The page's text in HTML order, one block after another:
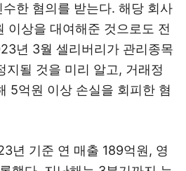
한 혐의를 받는다. 해당 회사
이상을 대여해준 것으로도 전
년 3월 셀리버리가 관리종목
지될 것을 미리 알고, 거래정
5억원 이상 손실을 회피한 혐
년 기준 연 매출 189억원, 영